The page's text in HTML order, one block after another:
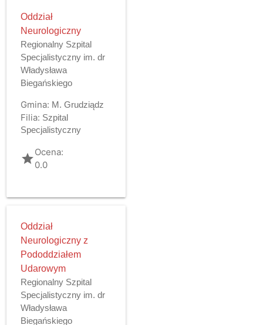
Oddział
Neurologiczny
Regionalny Szpital
Specjalistyczny im. dr
Władysława
Biegańskiego
Gmina: M. Grudziądz
Filia: Szpital
Specjalistyczny
gradeOcena:
0.0
Oddział
Neurologiczny z
Pododdziałem
Udarowym
Regionalny Szpital
Specjalistyczny im. dr
Władysława
Biegańskiego